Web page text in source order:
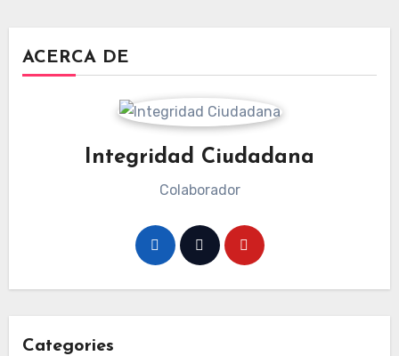
ACERCA DE
Integridad Ciudadana
Colaborador
Categories